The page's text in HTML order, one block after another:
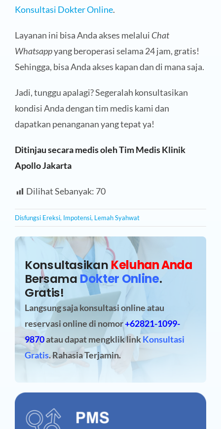
Konsultasi Dokter Online.
Layanan ini bisa Anda akses melalui Chat
Whatsappyang beroperasi selama 24 jam, gratis!
Sehingga, bisa Anda akses kapan dan di mana saja.
Jadi, tunggu apalagi? Segeralah konsultasikan
kondisi Anda dengan tim medis kami dan
dapatkan penanganan yang tepat ya!
Ditinjau secara medis oleh Tim Medis Klinik
Apollo Jakarta
Dilihat Sebanyak: 70
Disfungsi Ereksi, Impotensi, Lemah Syahwat
Konsultasikan Keluhan Anda
BersamaDokter Online.
Gratis!
Langsung saja konsultasi online atau
reservasi onlinedi nomor+62821-1099-
9870atau dapat mengklik linkKonsultasi
Gratis. Rahasia Terjamin.